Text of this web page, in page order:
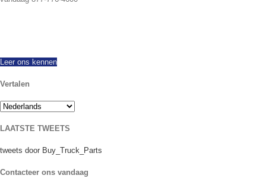
Leer ons kennen
Vertalen
LAATSTE TWEETS
tweets door Buy_Truck_Parts
Contacteer ons vandaag